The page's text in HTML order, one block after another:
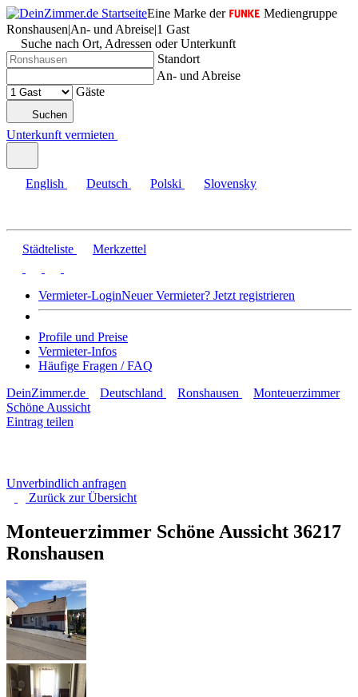
Eine Marke der
Mediengruppe
Ronshausen|An- und Abreise|1 Gast
Suche nach Ort, Adressen oder Unterkunft
Standort
An- und Abreise
Gäste
Suchen
Unterkunft vermieten
English Deutsch Polski Slovensky
Städteliste Merkzettel
Vermieter-LoginNeuer Vermieter? Jetzt registrieren
Profile und Preise
Vermieter-Infos
Häufige Fragen / FAQ
DeinZimmer.de
Deutschland Ronshausen
Monteuerzimmer
Schöne Aussicht
Eintrag teilen
Unverbindlich anfragen
Zurück zurÜbersicht
Monteuerzimmer Schöne Aussicht 36217
Ronshausen